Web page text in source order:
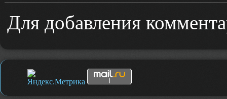
Для добавления